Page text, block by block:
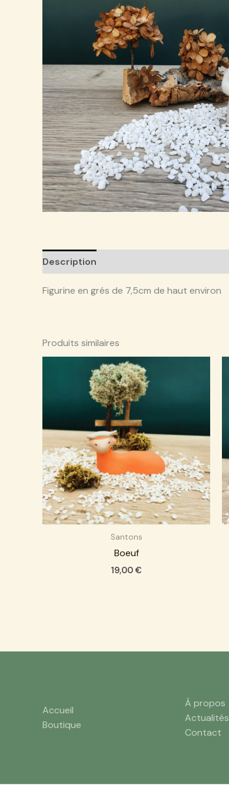
Description
Figurine en grés de 7,5cm de haut environ
Produits similaires
Santons
Boeuf
19,00 €
Accueil
Boutique
À propos
Actualités
Contact